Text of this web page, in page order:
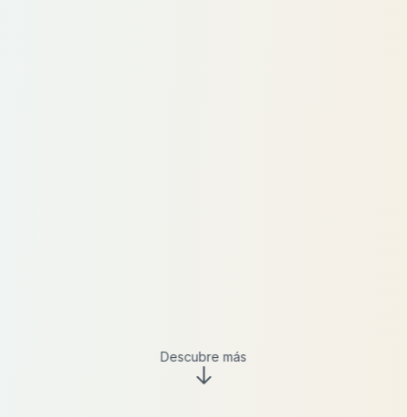
Descubre más